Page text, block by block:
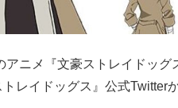
アニメ『文豪ストレイドッグ
レイドッグス』公式Twitter